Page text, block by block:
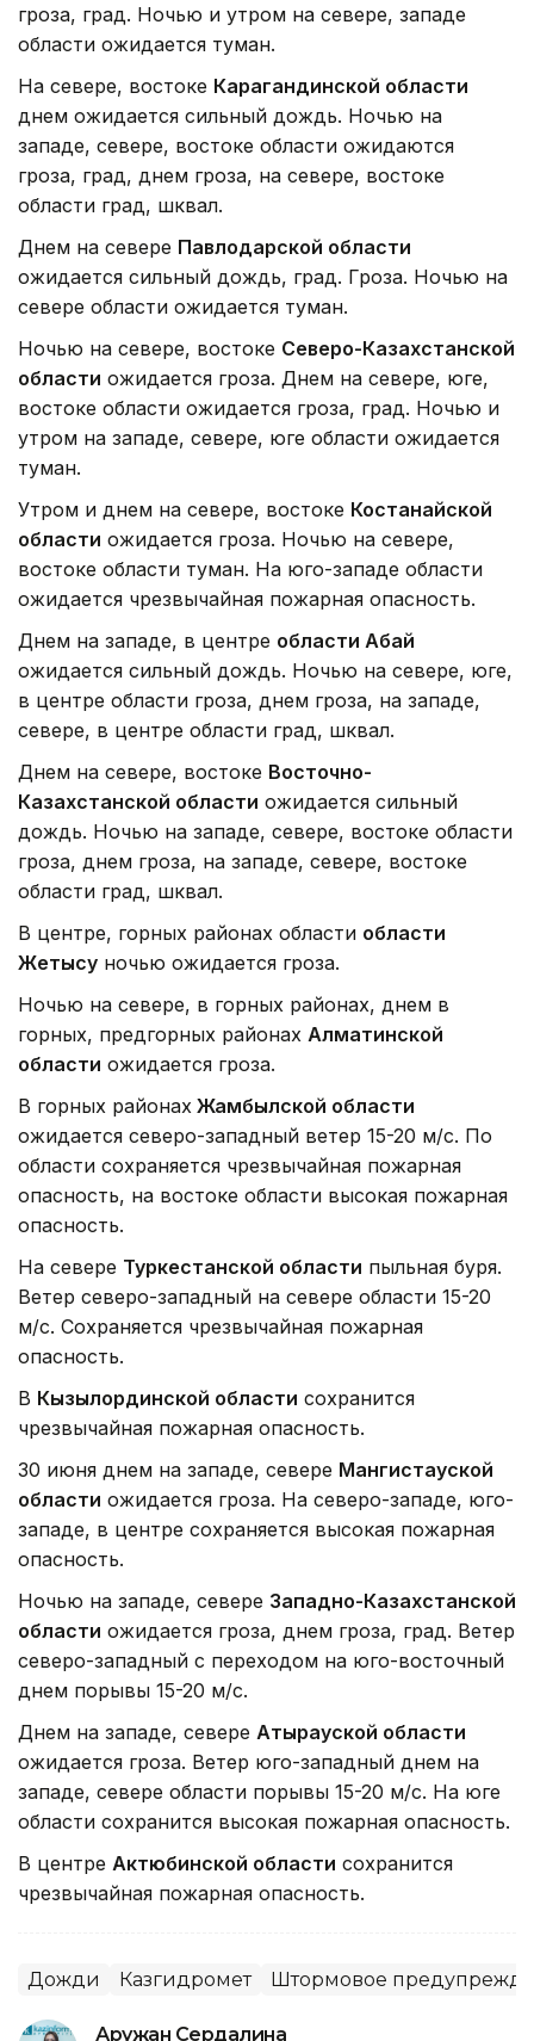
гроза, град. Ночью и утром на севере, западе
области ожидается туман.
На севере, востоке Карагандинской области
днем ожидается сильный дождь. Ночью на
западе, севере, востоке области ожидаются
гроза, град, днем гроза, на севере, востоке
области град, шквал.
Днем на севере Павлодарской области
ожидается сильный дождь, град. Гроза. Ночью на
севере области ожидается туман.
Ночью на севере, востоке Северо-Казахстанской
области ожидается гроза. Днем на севере, юге,
востоке области ожидается гроза, град. Ночью и
утром на западе, севере, юге области ожидается
туман.
Утром и днем на севере, востоке Костанайской
области ожидается гроза. Ночью на севере,
востоке области туман. На юго-западе области
ожидается чрезвычайная пожарная опасность.
Днем на западе, в центре области Абай
ожидается сильный дождь. Ночью на севере, юге,
в центре области гроза, днем гроза, на западе,
севере, в центре области град, шквал.
Днем на севере, востоке Восточно-
Казахстанской области ожидается сильный
дождь. Ночью на западе, севере, востоке области
гроза, днем гроза, на западе, севере, востоке
области град, шквал.
В центре, горных районах области области
Жетысу ночью ожидается гроза.
Ночью на севере, в горных районах, днем в
горных, предгорных районах Алматинской
области ожидается гроза.
В горных районах Жамбылской области
ожидается северо-западный ветер 15-20 м/с. По
области сохраняется чрезвычайная пожарная
опасность, на востоке области высокая пожарная
опасность.
На севере Туркестанской области пыльная буря.
Ветер северо-западный на севере области 15-20
м/с. Сохраняется чрезвычайная пожарная
опасность.
В Кызылординской области сохранится
чрезвычайная пожарная опасность.
30 июня днем на западе, севере Мангистауской
области ожидается гроза. На северо-западе, юго-
западе, в центре сохраняется высокая пожарная
опасность.
Ночью на западе, севере Западно-Казахстанской
области ожидается гроза, днем гроза, град. Ветер
северо-западный с переходом на юго-восточный
днем порывы 15-20 м/с.
Днем на западе, севере Атырауской области
ожидается гроза. Ветер юго-западный днем на
западе, севере области порывы 15-20 м/с. На юге
области сохранится высокая пожарная опасность.
В центре Актюбинской области сохранится
чрезвычайная пожарная опасность.
Дожди Казгидромет Штормовое
Аружан Сердалина